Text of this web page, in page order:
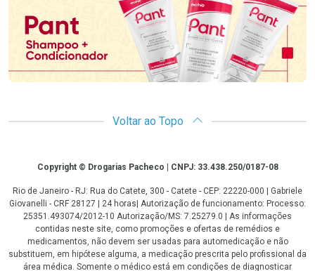
Voltar ao Topo
CopyrightCopyright © Drogarias Pacheco | CNPJ: 33.438.250/0187-08
Rio de Janeiro - RJ: Rua do Catete, 300 - Catete - CEP: 22220-000 | Gabriele
Giovanelli - CRF 28127 | 24 horas| Autorização de funcionamento: Processo:
25351.493074/2012-10 Autorização/MS: 7.25279.0 | As informações
contidas neste site, como promoções e ofertas de remédios e
medicamentos, não devem ser usadas para automedicação e não
substituem, em hipótese alguma, a medicação prescrita pelo profissional da
área médica. Somente o médico está em condições de diagnosticar